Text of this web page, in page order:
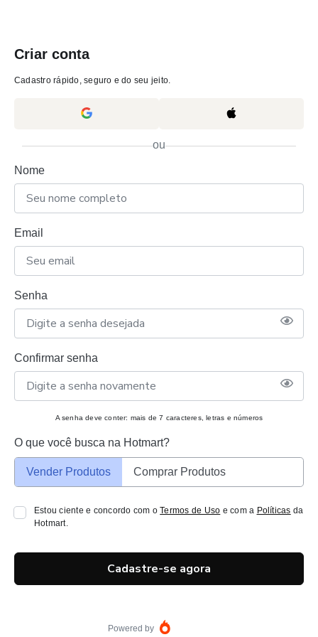
Criar conta
Cadastro rápido, seguro e do seu jeito.
ou
Nome
Email
Senha
Confirmar senha
A senha deve conter: mais de 7 caracteres, letras e números
O que você busca na Hotmart?
Vender Produtos Comprar Produtos
Estou ciente e concordo com oTermos de Uso e com a Políticas da
Hotmart.
Cadastre-se agora
Powered by